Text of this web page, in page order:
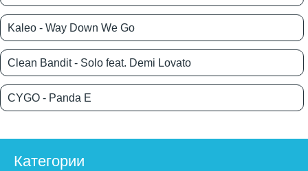
Kaleo - Way Down We Go
Clean Bandit - Solo feat. Demi Lovato
CYGO - Panda E
Категории